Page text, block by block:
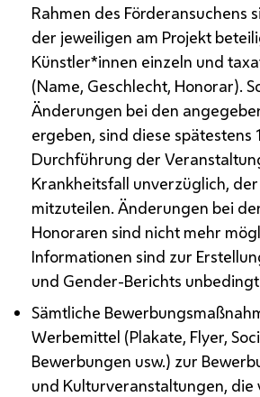
Rahmen des Förderansuchens
der jeweiligen am Projekt
Künstler*innen einzeln und
(Name, Geschlecht, Honorar).
Änderungen bei den
ergeben, sind diese spätestens
Durchführung der
Krankheitsfall unverzüglich,
mitzuteilen. Änderungen bei
Honoraren sind nicht mehr
Informationen sind zur
und Gender-Berichts
Sämtliche
Werbemittel (Plakate, Flyer,
Bewerbungen usw.) zur
und Kulturveranstaltungen, die